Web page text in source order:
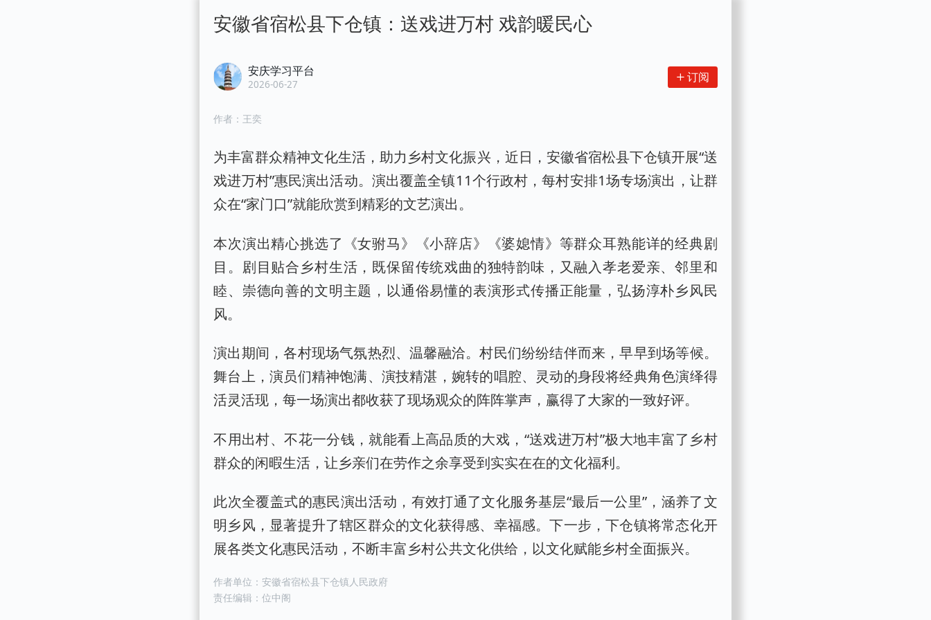
安徽省宿松县下仓镇：送戏进万村 戏韵暖民心
安庆学习平台
2026-06-27 订阅
作者： 王奕
为丰富群众精神文化生活，助力乡村文化振兴，近日，安徽省宿松县下仓镇开展“送
戏进万村”惠民演出活动。演出覆盖全镇11个行政村，每村安排1场专场演出，让群
众在“家门口”就能欣赏到精彩的文艺演出。
本次演出精心挑选了《女驸马》《小辞店》《婆媳情》等群众耳熟能详的经典剧
目。剧目贴合乡村生活，既保留传统戏曲的独特韵味，又融入孝老爱亲、邻里和
睦、崇德向善的文明主题，以通俗易懂的表演形式传播正能量，弘扬淳朴乡风民
风。
演出期间，各村现场气氛热烈、温馨融洽。村民们纷纷结伴而来，早早到场等候。
舞台上，演员们精神饱满、演技精湛，婉转的唱腔、灵动的身段将经典角色演绎得
活灵活现，每一场演出都收获了现场观众的阵阵掌声，赢得了大家的一致好评。
不用出村、不花一分钱，就能看上高品质的大戏，“送戏进万村”极大地丰富了乡村
群众的闲暇生活，让乡亲们在劳作之余享受到实实在在的文化福利。
此次全覆盖式的惠民演出活动，有效打通了文化服务基层“最后一公里”，涵养了文
明乡风，显著提升了辖区群众的文化获得感、幸福感。下一步，下仓镇将常态化开
展各类文化惠民活动，不断丰富乡村公共文化供给，以文化赋能乡村全面振兴。
作者单位：安徽省宿松县下仓镇人民政府
责任编辑：位中阁